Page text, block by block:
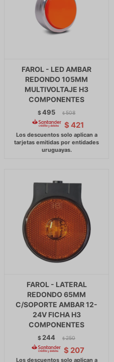
FAROL - LED AMBAR
REDONDO 105MM
MULTIVOLTAJE H3
COMPONENTES
$495 $ 508
$ 421
FAROL - LATERAL
REDONDO 65MM
C/SOPORTE AMBAR 12-
24V FICHA H3
COMPONENTES
$ 244 $ 250
$ 207